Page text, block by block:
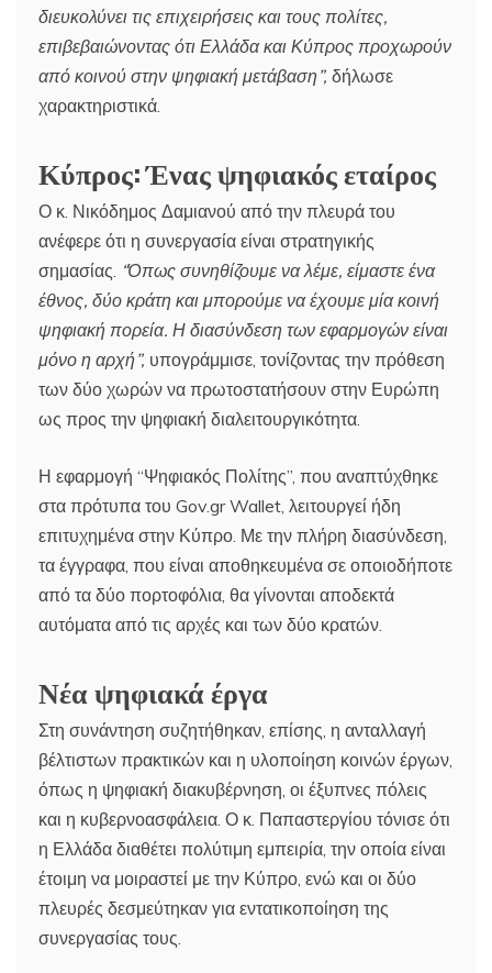
διευκολύνει τις επιχειρήσεις και τους πολίτες,
επιβεβαιώνοντας ότι Ελλάδα και Κύπρος προχωρούν
από κοινού στην ψηφιακή μετάβαση”, δήλωσε
χαρακτηριστικά.
Κύπρος: Ένας ψηφιακός εταίρος
Ο κ. Νικόδημος Δαμιανού από την πλευρά του
ανέφερε ότι η συνεργασία είναι στρατηγικής
σημασίας. “Όπως συνηθίζουμε να λέμε, είμαστε ένα
έθνος, δύο κράτη και μπορούμε να έχουμε μία κοινή
ψηφιακή πορεία. Η διασύνδεση των εφαρμογών είναι
μόνο η αρχή”, υπογράμμισε, τονίζοντας την πρόθεση
των δύο χωρών να πρωτοστατήσουν στην Ευρώπη
ως προς την ψηφιακή διαλειτουργικότητα.
Η εφαρμογή “Ψηφιακός Πολίτης”, που αναπτύχθηκε
στα πρότυπα του Gov.gr Wallet, λειτουργεί ήδη
επιτυχημένα στην Κύπρο. Με την πλήρη διασύνδεση,
τα έγγραφα, που είναι αποθηκευμένα σε οποιοδήποτε
από τα δύο πορτοφόλια, θα γίνονται αποδεκτά
αυτόματα από τις αρχές και των δύο κρατών.
Νέα ψηφιακά έργα
Στη συνάντηση συζητήθηκαν, επίσης, η ανταλλαγή
βέλτιστων πρακτικών και η υλοποίηση κοινών έργων,
όπως η ψηφιακή διακυβέρνηση, οι έξυπνες πόλεις
και η κυβερνοασφάλεια. Ο κ. Παπαστεργίου τόνισε ότι
η Ελλάδα διαθέτει πολύτιμη εμπειρία, την οποία είναι
έτοιμη να μοιραστεί με την Κύπρο, ενώ και οι δύο
πλευρές δεσμεύτηκαν για εντατικοποίηση της
συνεργασίας τους.